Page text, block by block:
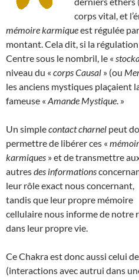
corps vital, et
mémoire karmiqueest régulée
montant. Cela dit, si la régulation
Centre sous le nombril, le «
niveau du « corps Causal » (ou
les anciens mystiques plaçaient
fameuse « Amande Mystique . »
Un simplecontact charnel peut
permettre de libérer ces «
karmiques » et de transmettre
autresdes informations
leur rôle exact nous concernant,
tandis que leur propre mémoire
cellulaire nous informe de notre
dans leur propre vie.
Ce Chakra est donc aussi celui
(interactions avec autrui dans